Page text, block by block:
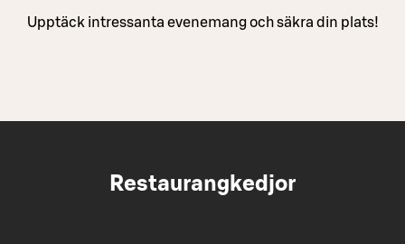
Upptäck intressanta evenemang och säkra din plats!
Restaurangkedjor